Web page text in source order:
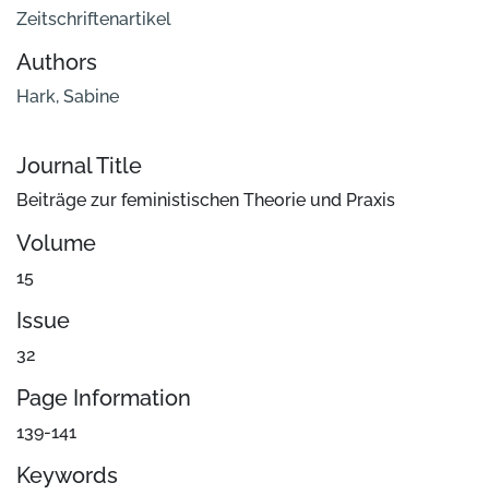
Zeitschriftenartikel
Authors
Hark, Sabine
Journal Title
Beiträge zur feministischen Theorie und Praxis
Volume
15
Issue
32
Page Information
139-141
Keywords